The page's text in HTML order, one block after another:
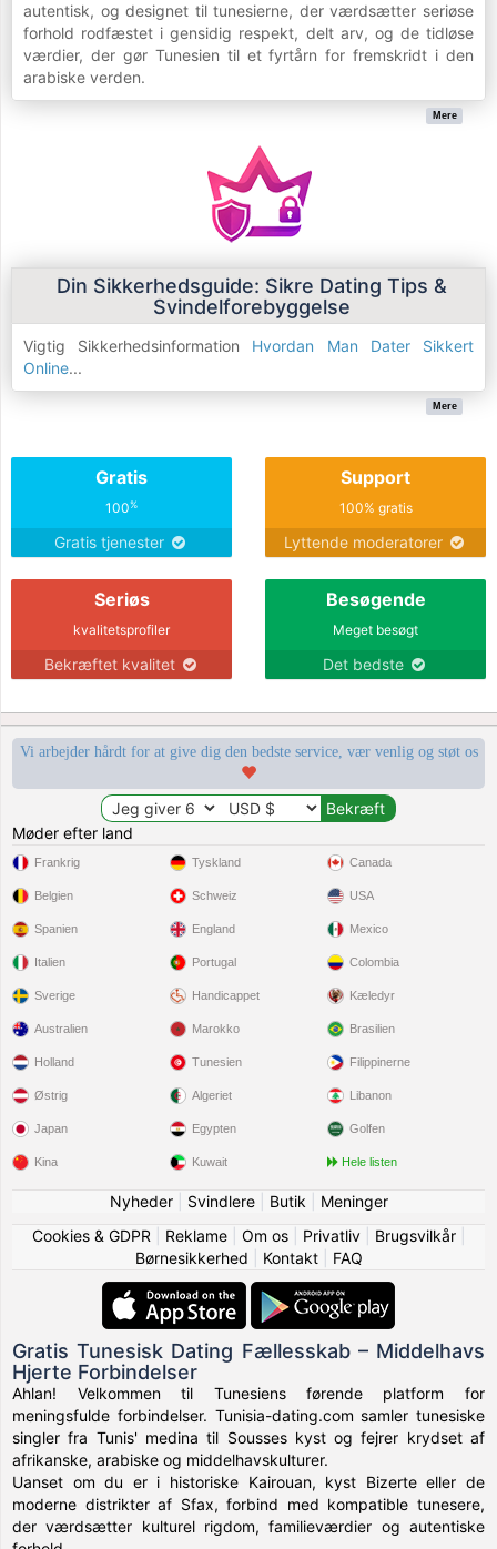
autentisk, og designet til tunesierne, der værdsætter seriøse
forhold rodfæstet i gensidig respekt, delt arv, og de tidløse
værdier, der gør Tunesien til et fyrtårn for fremskridt i den
arabiske verden.
Mere
Din Sikkerhedsguide: Sikre Dating Tips &
Svindelforebyggelse
Vigtig Sikkerhedsinformation Hvordan Man Dater Sikkert
Online...
Mere
Gratis
100%
Gratis tjenester
Support
100% gratis
Lyttende moderatorer
Seriøs
kvalitetsprofiler
Bekræftet kvalitet
Besøgende
Meget besøgt
Det bedste
Vi arbejder hårdt for at give dig den bedste service, vær venlig og støt os
Møder efter land
Frankrig
Belgien
Spanien
Italien
Sverige
Tyskland
Schweiz
England
Portugal
Handicappet
Canada
USA
Mexico
Colombia
Kæledyr
Australien
Holland
Østrig
Japan
Kina
Marokko
Tunesien
Algeriet
Egypten
Kuwait
Brasilien
Filippinerne
Libanon
Golfen
Hele listen
Nyheder| Svindlere| Butik
Meninger
Cookies & GDPR
Reklame| Om os| Privatliv| Brugsvilkår|
Børnesikkerhed
Kontakt| FAQ
Gratis Tunesisk Dating Fællesskab – Middelhavs
Hjerte Forbindelser
Ahlan! Velkommen til Tunesiens førende platform for
meningsfulde forbindelser. Tunisia-dating.com samler tunesiske
singler fra Tunis' medina til Sousses kyst og fejrer krydset af
afrikanske, arabiske og middelhavskulturer.
Uanset om du er i historiske Kairouan, kyst Bizerte eller de
moderne distrikter af Sfax, forbind med kompatible tunesere,
der værdsætter kulturel rigdom, familieværdier og autentiske